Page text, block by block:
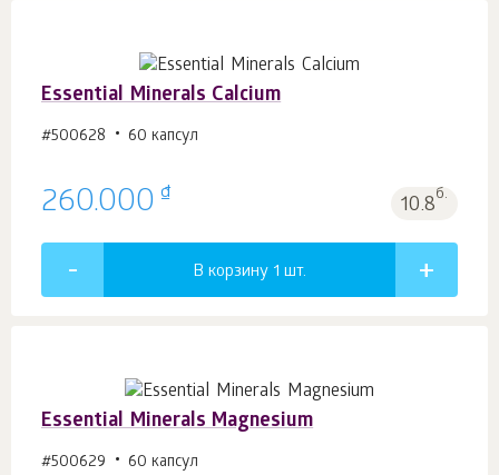
Essential Minerals Calcium
#500628 60 капсул
260.000 ₫ 10.8б.
В корзину 1 шт.
Essential Minerals Magnesium
#500629 60 капсул